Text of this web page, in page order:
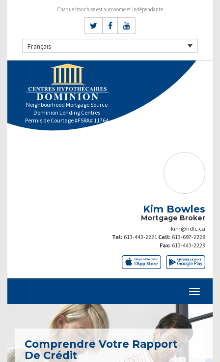
Chaque franchise est autonome et indépendante
Français
Neighbourhood Mortgage Source
Dominion Lending Centres
Permis de Courtage #FSRA# 11764
Kim Bowles
Mortgage Broker
kim@ndlc.ca
Tel: 613-443-2221 Cell: 613-697-2228
Fax: 613-443-2229
Comprendre Votre Rapport
De Crédit